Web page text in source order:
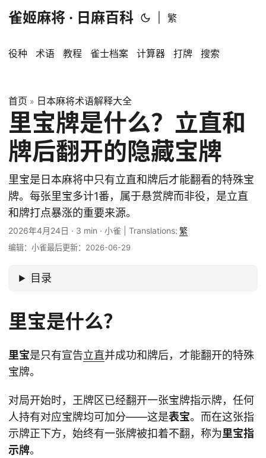
雀姬麻将 · 日麻百科 繁
役种 术语 教程 雀士档案 计算器 打牌 搜索
首页 » 日本麻将术语解释大全
里宝牌是什么？立直和
牌后翻开的隐藏宝牌
里宝是日本麻将中只有立直和牌后才能翻看的特殊宝
牌。每张里宝多计1番，属于悬赏牌而非役，是立直
和牌打点暴涨的重要来源。
2026年4月24日 · 3 min · 小雀 Translations: 繁
编辑：小雀最后更新：2026-06-29
目录
里宝是什么？
里宝是只有宣告立直并成功和牌后，才能翻开的特殊
宝牌。
对局开始时，王牌区已经翻开一张宝牌指示牌，任何
人持有对应宝牌均可加分——这是表宝。而在这张指
示牌正下方，始终有一张牌被扣着不翻，称为里宝指
示牌。